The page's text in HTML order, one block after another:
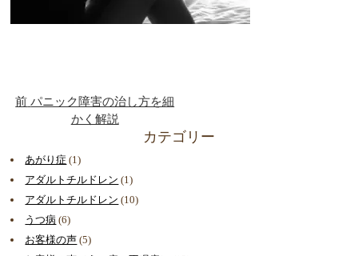
前 パニック障害の治し方を細
かく解説
カテゴリー
あがり症 (1)
アダルトチルドレン (1)
アダルトチルドレン (10)
うつ病 (6)
お客様の声 (5)